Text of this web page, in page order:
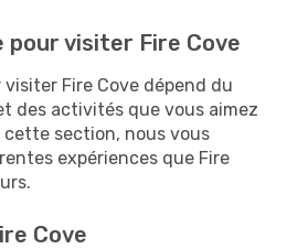
pour visiter Fire Cove
Fire Cove dépend du
des activités que vous aimez
cette section, nous vous
expériences que Fire
Cove